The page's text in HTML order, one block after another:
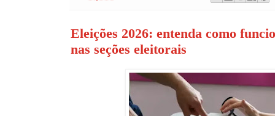
Eleições 2026: entenda como
nas seções eleitorais